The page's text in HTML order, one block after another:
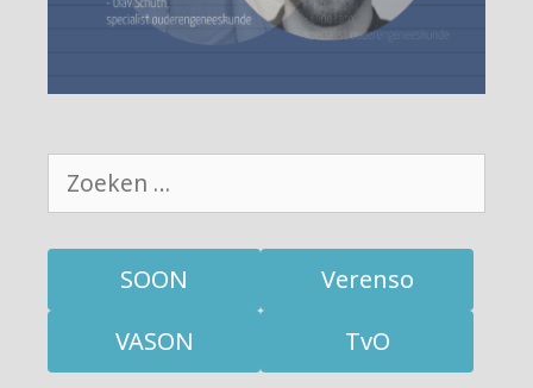
Zoek
naar:
SOON
Verenso
VASON
TvO